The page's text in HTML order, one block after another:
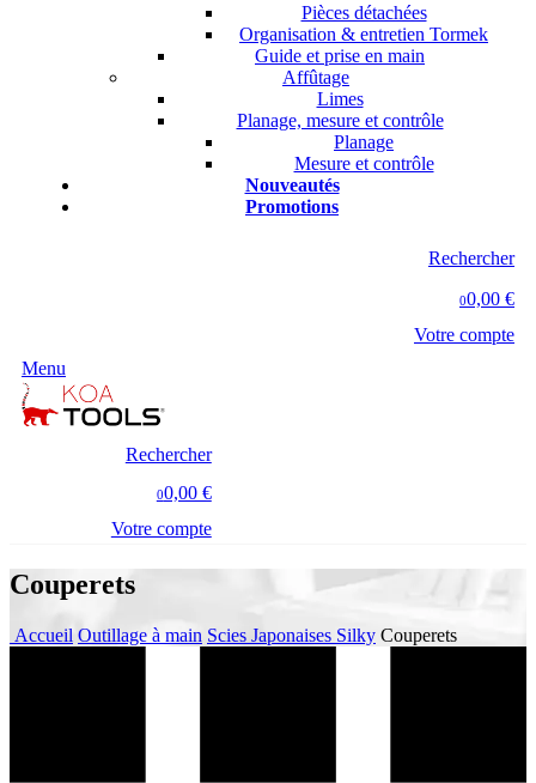
Pièces détachées
Organisation & entretien Tormek
Guide et prise en main
Affûtage
Limes
Planage, mesure et contrôle
Planage
Mesure et contrôle
Nouveautés
Promotions
Rechercher
00,00 €
Votre compte
Menu
Rechercher
00,00 €
Votre compte
Couperets
Accueil Outillage à main Scies Japonaises Silky Couperets